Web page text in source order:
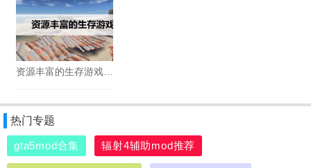
资源丰富的生存游戏合集
热门专题
gta5mod合集 辐射4辅助mod推荐